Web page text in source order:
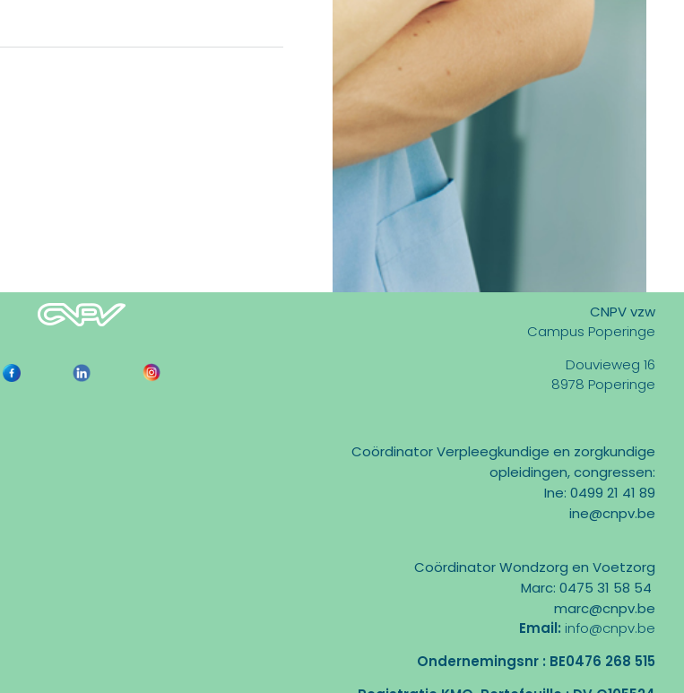
CNPV vzw
Campus Poperinge
Douvieweg 16
8978 Poperinge
Coördinator Verpleegkundige en zorgkundige
opleidingen, congressen:
Ine: 0499 21 41 89
ine@cnpv.be
Coördinator Wondzorg en Voetzorg
Marc: 0475 31 58 54
marc@cnpv.be
Email: info@cnpv.be
Ondernemingsnr : BE0476 268 515